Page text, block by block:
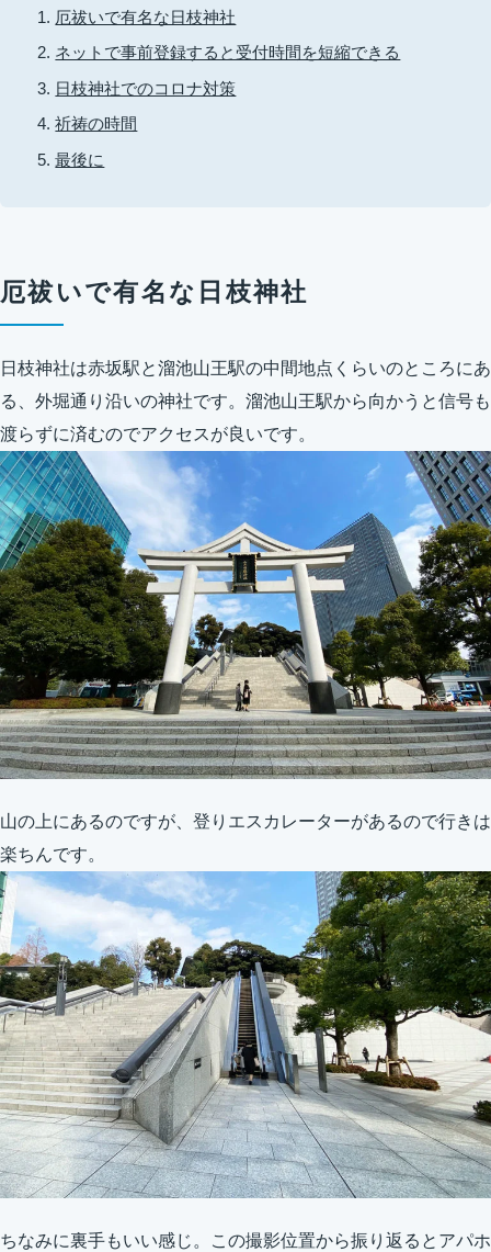
厄祓いで有名な日枝神社
ネットで事前登録すると受付時間を短縮できる
日枝神社でのコロナ対策
祈祷の時間
最後に
厄祓いで有名な日枝神社
日枝神社は赤坂駅と溜池山王駅の中間地点くらいのところにあ
る、外堀通り沿いの神社です。溜池山王駅から向かうと信号も
渡らずに済むのでアクセスが良いです。
山の上にあるのですが、登りエスカレーターがあるので行きは
楽ちんです。
ちなみに裏手もいい感じ。この撮影位置から振り返るとアパホ